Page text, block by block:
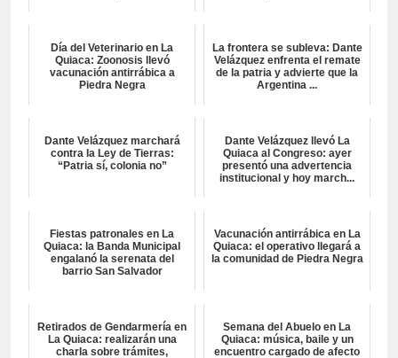
Día del Veterinario en La
Quiaca: Zoonosis llevó
vacunación antirrábica a
Piedra Negra
La frontera se subleva: Dante
Velázquez enfrenta el remate
de la patria y advierte que la
Argentina ...
Dante Velázquez marchará
contra la Ley de Tierras:
“Patria sí, colonia no”
Dante Velázquez llevó La
Quiaca al Congreso: ayer
presentó una advertencia
institucional y hoy march...
Fiestas patronales en La
Quiaca: la Banda Municipal
engalanó la serenata del
barrio San Salvador
Vacunación antirrábica en La
Quiaca: el operativo llegará a
la comunidad de Piedra Negra
Retirados de Gendarmería en
La Quiaca: realizarán una
charla sobre trámites,
Semana del Abuelo en La
Quiaca: música, baile y un
encuentro cargado de afecto